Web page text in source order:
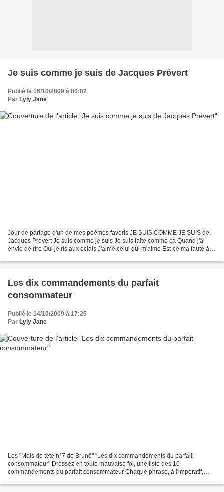
Je suis comme je suis de Jacques Prévert
Publié le 16/10/2009 à 00:02
Par Lyly Jane
Jour de partage d'un de mes poèmes favoris JE SUIS COMME JE SUIS de
Jacques Prévert Je suis comme je suis Je suis faite comme ça Quand j'ai
envie de rire Oui je ris aux éclats J'aime celui qui m'aime Est-ce ma faute à
Les dix commandements du parfait
consommateur
Publié le 14/10/2009 à 17:25
Par Lyly Jane
Les "Mots de tête n°7 de Brunô" "Les dix commandements du parfait
consommateur" Dressez en toute mauvaise foi, une liste des 10
commandements du parfait consommateur Chaque phrase, à l'impératif,
tete-n-7-10-commandements-37357319-comments.html#c...